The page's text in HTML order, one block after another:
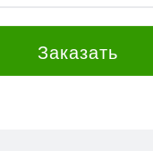
Заказать